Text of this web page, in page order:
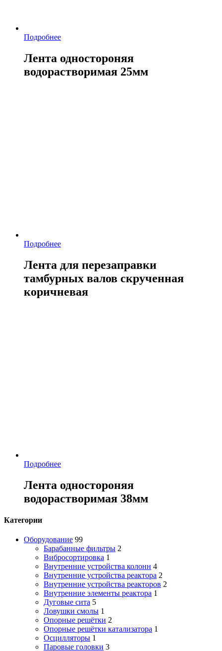
Подробнее
Лента одностороняя
водорастворимая 25мм
Подробнее
Лента для перезаправки
тамбурных валов скрученная
коричневая
Подробнее
Лента одностороняя
водорастворимая 38мм
Категории
Оборудование 99
Барабанные фильтры 2
Вибросортировка 1
Внутренние устройства колонн 4
Внутренние устройства реактора 2
Внутренние устройства реакторов 2
Внутренние элементы реактора 1
Дуговые сита 5
Ловушки смолы 1
Опорные решётки 2
Опорные решётки катализатора 1
Осцилляторы 1
Паровые головки 3